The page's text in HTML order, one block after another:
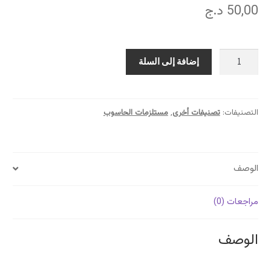
50,00 د.ج
إضافة إلى السلة
التصنيفات:تصنيفات أخرى,مستلزمات الحاسوب
الوصف
مراجعات (0)
الوصف